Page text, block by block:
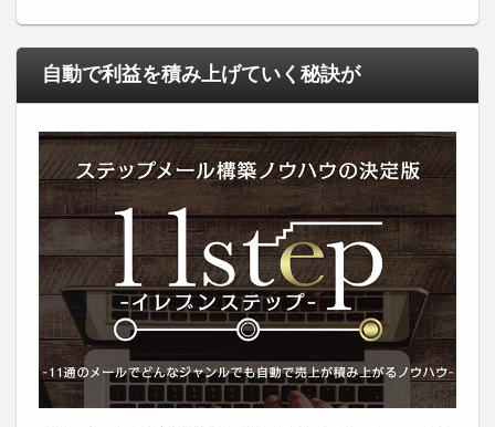
自動で利益を積み上げていく秘訣が